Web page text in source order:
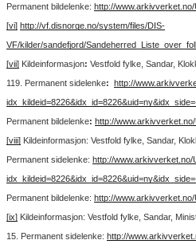
Permanent bildelenke: http://
[vi] http://vf.disnorge.no/system/files/DIS-
VF/kilder/sandefjord/
[vii]Kildeinformasjon: Vestfold fylke, Sandar,
119. Permanent sidelenke: http://
Permanent bildelenke: http://
[viii]Kildeinformasjon: Vestfold fylke, Sandar,
Permanent sidelenke: http://www.arkivverket.no/
Permanent bildelenke: http://
[ix]Kildeinformasjon: Vestfold fylke, Sandar,
15. Permanent sidelenke: http://